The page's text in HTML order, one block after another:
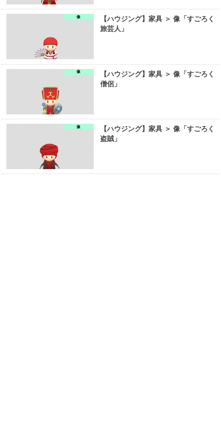
像
【ハウジング】家具 ＞ 像「すごろく
旅芸人」
像
【ハウジング】家具 ＞ 像「すごろく
僧侶」
像
【ハウジング】家具 ＞ 像「すごろく
盗賊」